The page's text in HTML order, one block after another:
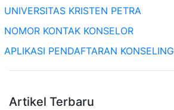
UNIVERSITAS KRISTEN PETRA
NOMOR KONTAK KONSELOR
APLIKASI PENDAFTARAN KONSELING
Artikel Terbaru